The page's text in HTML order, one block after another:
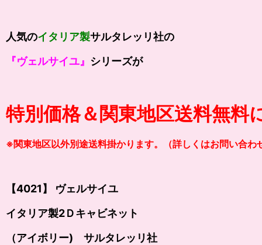
人気のイタリア製サルタレッリ社の
『ヴェルサイユ』 シリーズが
特別価格＆関東地区送料無料
※関東地区以外別途送料掛かります。（詳しくはお問い合わ
【4021】 ヴェルサイユ
イタリア製2Ｄキャビネット
（アイボリー) サルタレッリ社